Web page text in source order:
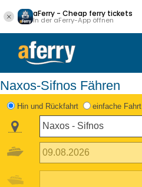
aFerry - Cheap ferry tickets
In der aFerry-App öffnen
Naxos-Sifnos Fähren
Hin und Rückfahrt einfache Fahrt